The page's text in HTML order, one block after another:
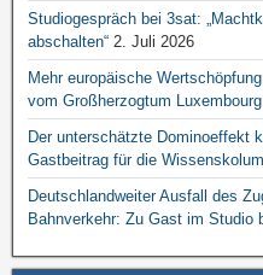
Studiogespräch bei 3sat:
abschalten“ 2. Juli 2026
Mehr europäische
vom Großherzogtum
Der unterschätzte Dominoeffekt
Gastbeitrag für die
Deutschlandweiter Ausfall des
Bahnverkehr: Zu Gast im Studio